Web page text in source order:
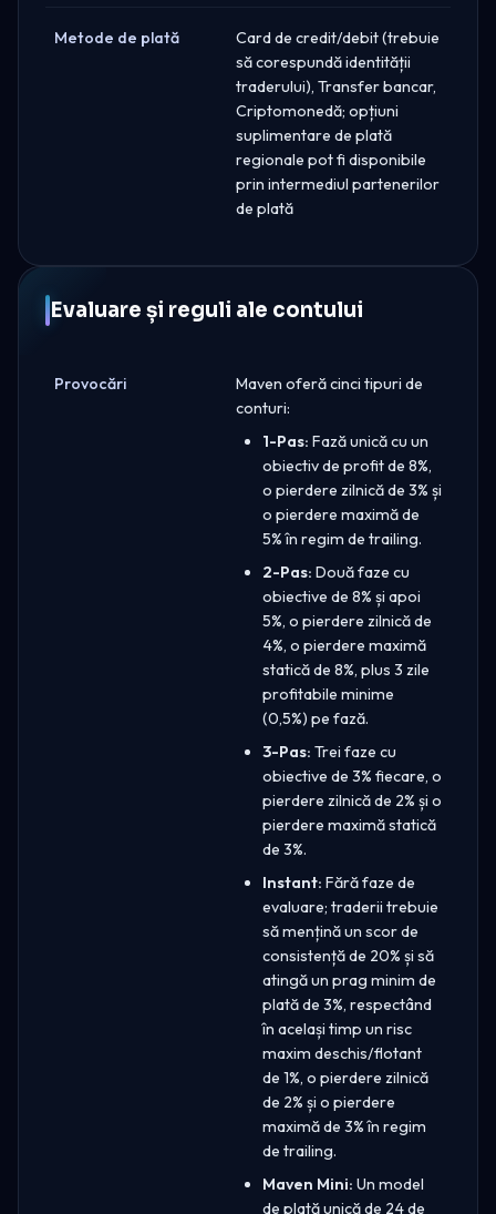
Metode de plată
Card de credit/debit (trebuie
să corespundă identității
traderului), Transfer bancar,
Criptomonedă; opțiuni
suplimentare de plată
regionale pot fi disponibile
prin intermediul partenerilor
de plată
Evaluare și reguli ale contului
Provocări
Maven oferă cinci tipuri de
conturi:
1-Pas: Fază unică cu un
obiectiv de profit de 8%,
o pierdere zilnică de 3% și
o pierdere maximă de
5% în regim de trailing.
2-Pas: Două faze cu
obiective de 8% și apoi
5%, o pierdere zilnică de
4%, o pierdere maximă
statică de 8%, plus 3 zile
profitabile minime
(0,5%) pe fază.
3-Pas: Trei faze cu
obiective de 3% fiecare, o
pierdere zilnică de 2% și o
pierdere maximă statică
de 3%.
Instant: Fără faze de
evaluare; traderii trebuie
să mențină un scor de
consistență de 20% și să
atingă un prag minim de
plată de 3%, respectând
în același timp un risc
maxim deschis/flotant
de 1%, o pierdere zilnică
de 2% și o pierdere
maximă de 3% în regim
de trailing.
Maven Mini: Un model
de plată unică de 24 de